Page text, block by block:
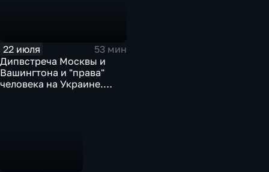
22 июля
53 мин
Дипвстреча Москвы и
Вашингтона и "права"
человека на Украине.